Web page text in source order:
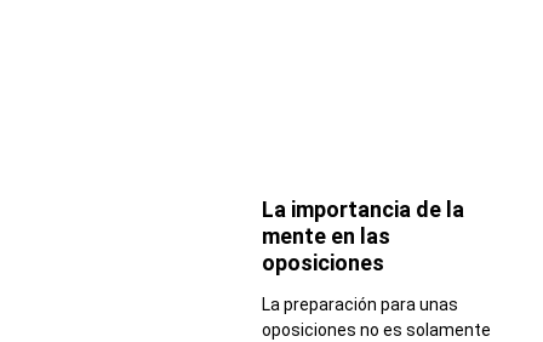
La importancia de la
mente en las
oposiciones
La preparación para unas
oposiciones no es solamente